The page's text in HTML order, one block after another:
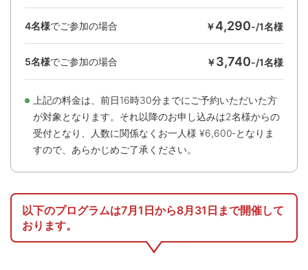
4名様でご参加の場合 ￥4,290-/1名様
5名様でご参加の場合 ￥3,740-/1名様
上記の料⾦は、前⽇16時30分までにご予約いただいた⽅
が対象となります。それ以降のお申し込みは2名様からの
受付となり、⼈数に関係なくお⼀⼈様 ¥6,600‐となりま
すので、あらかじめご了承ください。
以下のプログラムは7月1日から8月31日まで開催して
おります。